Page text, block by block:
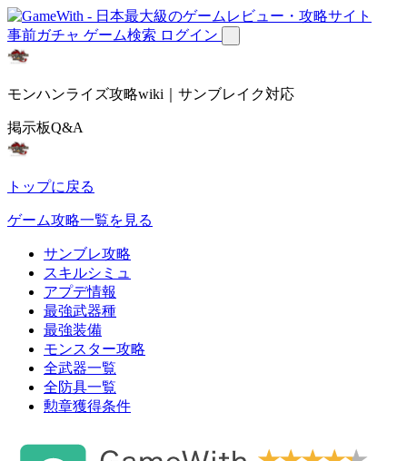
事前ガチャ ゲーム検索 ログイン
モンハンライズ攻略wiki｜サンブレイク対応
掲示板Q&A
トップに戻る
ゲーム攻略一覧を見る
サンブレ攻略
スキルシミュ
アプデ情報
最強武器種
最強装備
モンスター攻略
全武器一覧
全防具一覧
勲章獲得条件